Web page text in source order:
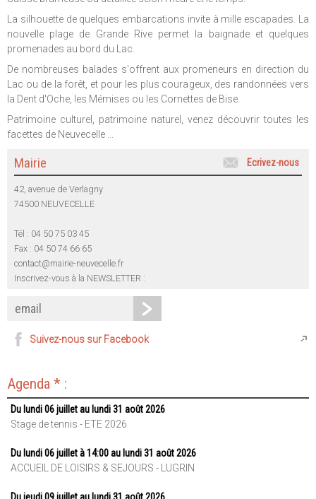
La silhouette de quelques embarcations invite à mille escapades. La
nouvelle plage de Grande Rive permet la baignade et quelques
promenades au bord du Lac.
De nombreuses balades s'offrent aux promeneurs en direction du
Lac ou de la forêt, et pour les plus courageux, des randonnées vers
la Dent d'Oche, les Mémises ou les Cornettes de Bise.
Patrimoine culturel, patrimoine naturel, venez découvrir toutes les
facettes de Neuvecelle ...
Mairie Ecrivez-nous
42, avenue de Verlagny
74500 NEUVECELLE
Tél : 04 50 75 03 45
Fax : 04 50 74 66 65
contact@mairie-neuvecelle.fr
Inscrivez-vous à la NEWSLETTER :
Suivez-nous sur Facebook
Agenda * :
Du lundi 06 juillet au lundi 31 août 2026
Stage de tennis - ETE 2026
Du lundi 06 juillet à 14:00 au lundi 31 août 2026
ACCUEIL DE LOISIRS & SEJOURS - LUGRIN
Du jeudi 09 juillet au lundi 31 août 2026